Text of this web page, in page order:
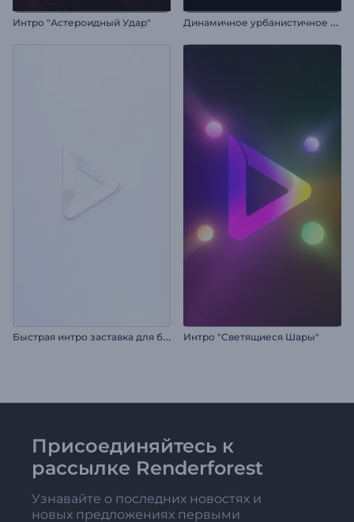
Интро "Астероидный Удар" Д
инамичное урбанистичное интро
Б
ыстрая интро заставка для бизнеса Интро "Светящиеся Шары"
Присоединяйтесь к
рассылке Renderforest
Узнавайте о последних новостях и
новых предложениях первыми